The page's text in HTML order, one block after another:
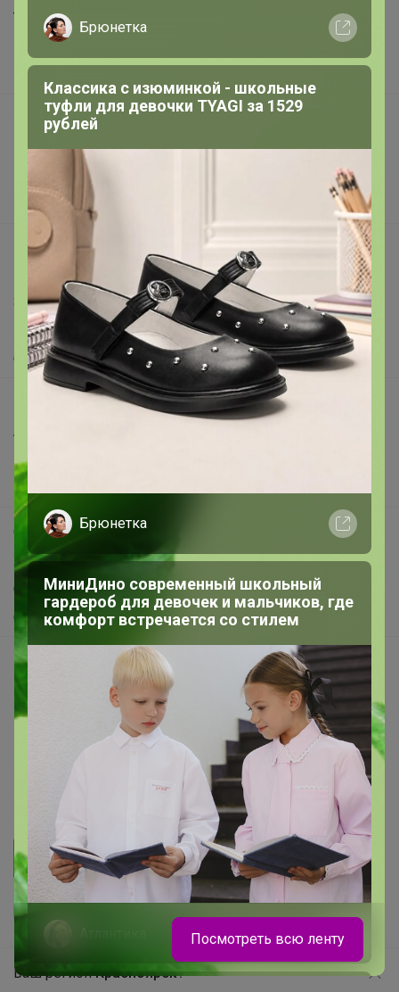
Ваш регионКрасноярск?
Торговые марки
Наша команда
В наличии
Подарочные сертификаты
Реклама на сайте
Поставщикам
Вакансии
support@24-ok.ru
Написать в поддержку
Защита покупателя
Помощь
О нас
Все предложения
Анонсы
Новости
Поддержка альпак
Самое выгодное
Хиты продаж
Самое желанное
Самое быстрое
Начать зарабатывать с 24-ok
Picabox.ru - Лучшее место для ваших изображений
Розыгрыш - Генератор случайных чисел
Пульс нашего маркетплейса
Брюнетка
Классика с изюминкой - школьные
туфли для девочки TYAGI за 1529
рублей
Брюнетка
МиниДино современный школьный
гардероб для девочек и мальчиков, где
комфорт встречается со стилем
Посмотреть всю ленту
Продолжая использовать этот сайт и нажимая кнопку